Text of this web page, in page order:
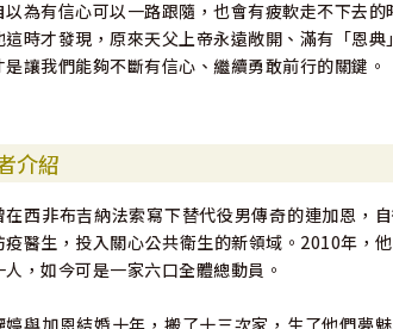
以為有信心可以一路跟隨，也會有疲軟走不下去的
這時才發現，原來天父上帝永遠敞開、滿有「恩典
是讓我們能夠不斷有信心、繼續勇敢前行的關鍵。
介紹
在西非布吉納法索寫下替代役男傳奇的連加恩，
疫醫生，投入關心公共衛生的新領域。2010年，
人，如今可是一家六口全體總動員。